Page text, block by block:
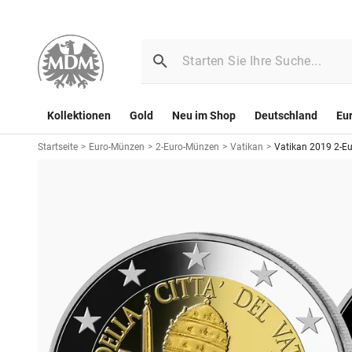
Kollektionen Gold Neu im Shop Deutschland
Startseite > Euro-Münzen > 2-Euro-Münzen > Vatikan > Vatikan 2019 2-